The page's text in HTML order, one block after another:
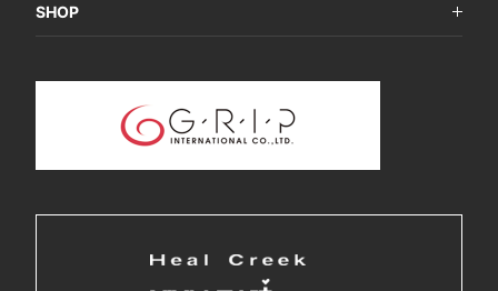
SHOP